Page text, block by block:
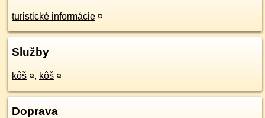
turistické informácie ¤
Služby
kôš ¤, kôš ¤
Doprava